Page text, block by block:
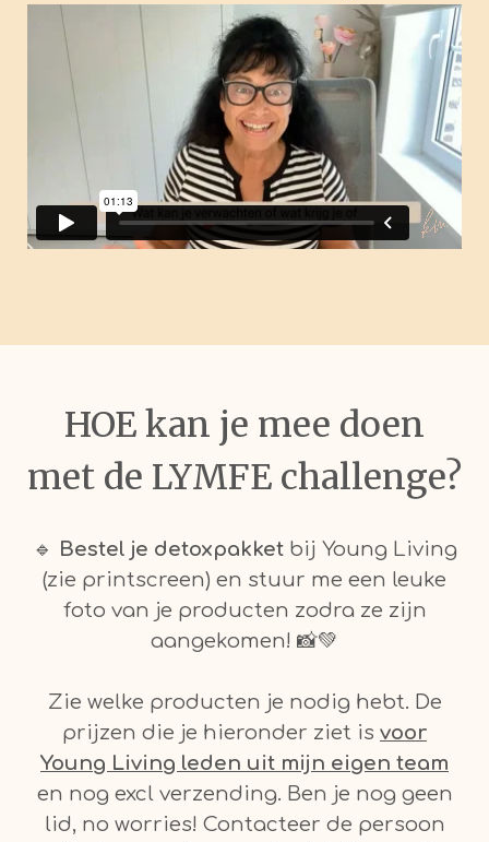
HOE kan je mee doen
met de LYMFE challenge?
🔹 Bestel je detoxpakketbij Young Living
(zie printscreen) en stuur me een leuke
foto van je producten zodra ze zijn
aangekomen! 📸💚
Zie welke producten je nodig hebt. De
prijzen die je hieronder ziet is voor
Young Living leden uit mijn eigen team
en nog excl verzending. Ben je nog geen
lid, no worries! Contacteer de persoon